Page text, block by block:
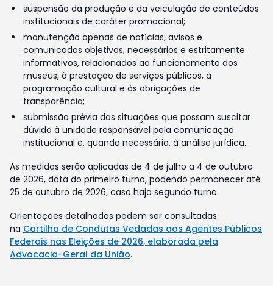
suspensão da produção e da veiculação de conteúdos
institucionais de caráter promocional;
manutenção apenas de notícias, avisos e
comunicados objetivos, necessários e estritamente
informativos, relacionados ao funcionamento dos
museus, à prestação de serviços públicos, à
programação cultural e às obrigações de
transparência;
submissão prévia das situações que possam suscitar
dúvida à unidade responsável pela comunicação
institucional e, quando necessário, à análise jurídica.
As medidas serão aplicadas de 4 de julho a 4 de outubro
de 2026, data do primeiro turno, podendo permanecer até
25 de outubro de 2026, caso haja segundo turno.
Orientações detalhadas podem ser consultadas
na Cartilha de Condutas Vedadas aos Agentes Públicos
Federais nas Eleições de 2026, elaborada pela
Advocacia-Geral da União.